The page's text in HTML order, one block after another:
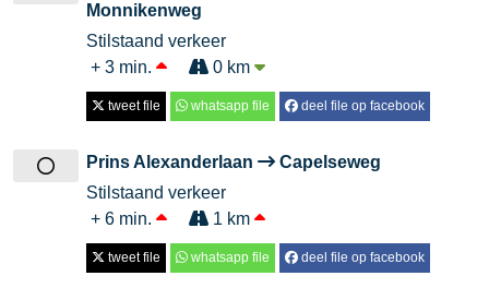
Monnikenweg
Stilstaand verkeer
+ 3 min.
0 km
tweet file whatsapp file deel file op facebook
Prins Alexanderlaan
Capelseweg
Stilstaand verkeer
+ 6 min.
1 km
tweet file whatsapp file deel file op facebook